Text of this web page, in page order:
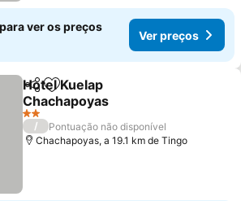
ver os preços
Ver preços
PartilharAdicionar aos favoritos
Hotel Kuelap
Chachapoyas
Ver preços
2 Estrelas
/
Pontuação não disponível
Chachapoyas, a 19.1 km de Tingo